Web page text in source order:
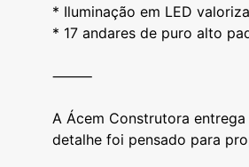
* Iluminação em LED
* 17 andares de puro alto
⸻
A Ácem Construtora
detalhe foi pensado para